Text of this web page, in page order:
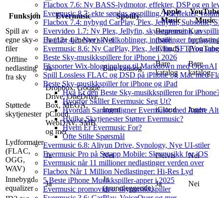
Flacbox 7.6: Ny BASS-lydmotor, effekter, DSP og en
Evermusic 8.7: ekte sømløs avspilling, lydeffekter,
Flacbox 7.4: nybygd CarPlay, Plex, Jellyfin, Subsonic,
Evervideo 1.7: Ny Plex, Jellyfin, sky-strømming,
Evertag 4.2: Nye sky-tilkoblinger, innstillinger for tag-
Evermusic 8.6: Ny CarPlay, Plex, Jellyfin, SFTP og
Beste Sky-musikkspillere for iPhone i 2026
Eksporter Wix-blogginnlegg til Markdown med OpenAI
Spill Lossless FLAC og DSD på iPhone og Mac med
Beste Sky-musikkspiller for iPhone og iPad
Hva Er den Beste Sky-musikkspilleren for
Hvorfor Skiller Evermusic Seg Ut?
Hvordan Sammenligner Evermusic med Andre
Hvilke Skytjenester Støtter Evermusic?
Hvem Er Evermusic For?
Ofte Stilte Spørsmål
Evermusic 6.8: Aliyun Drive, Synology, Nye UI-stiler
Evermusic Pro på Setapp Mobile: Skymusikk for iOS
Evermusic når 11 millioner nedlastinger verden over
Flacbox Når 1 Million Nedlastinger: Hi-Res Lyd
5 Beste iPhone Musikkspiller-apper i 2025
Evermusic promovideo: skymusikkspiller
Funksjon Evermusic Spotify
Apple
Music
Music
Spill av
egne sky-
filer
Ja (12+ tjenester) Nei
Begrenset
(bare
iCloud)
Kun
Offline
nedlasting
fra sky
Ja Bare katalog
Bare
katalog
Bare
katalog
Støttede
skytjenester
Dropbox, Google
Drive, OneDrive,
Box, MEGA,
pCloud,
WebDAV, SMB
og mer
Ingen iCloud Ingen
Lydformater
(FLAC,
OGG,
WAV)
Ja Nei Delvis Nei
Innebygd
equalizer
Ja
Ja
(grunnleggende)
Ja
Nei